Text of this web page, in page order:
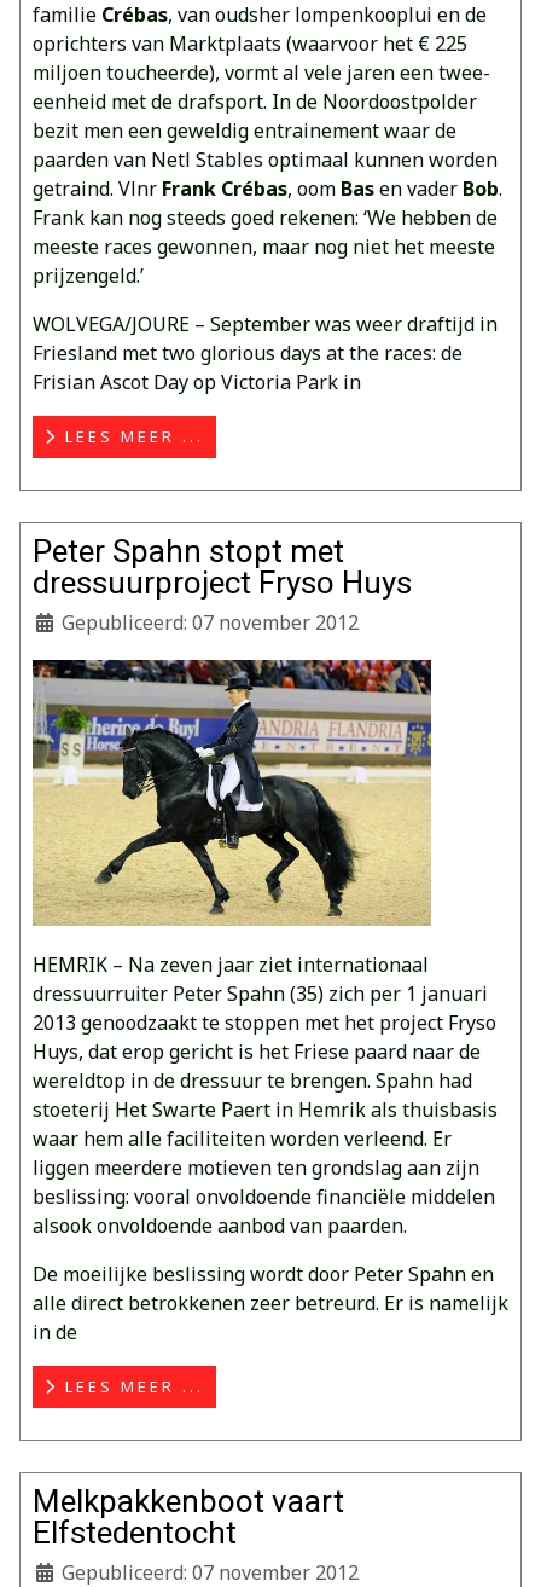
familie Crébas, van oudsher lompenkooplui en de
oprichters van Marktplaats (waarvoor het € 225
miljoen toucheerde), vormt al vele jaren een twee-
eenheid met de drafsport. In de Noordoostpolder
bezit men een geweldig entrainement waar de
paarden van Netl Stables optimaal kunnen worden
getraind. Vlnr Frank Crébas, oom Basen vader Bob.
Frank kan nog steeds goed rekenen: ‘We hebben de
meeste races gewonnen, maar nog niet het meeste
prijzengeld.’
WOLVEGA/JOURE – September was weer draftijd in
Friesland met two glorious days at the races: de
Frisian Ascot Day op Victoria Park in
LEES MEER ...
Peter Spahn stopt met
dressuurproject Fryso Huys
Gepubliceerd: 07 november 2012
HEMRIK – Na zeven jaar ziet internationaal
dressuurruiter Peter Spahn (35) zich per 1 januari
2013 genoodzaakt te stoppen met het project Fryso
Huys, dat erop gericht is het Friese paard naar de
wereldtop in de dressuur te brengen. Spahn had
stoeterij Het Swarte Paert in Hemrik als thuisbasis
waar hem alle faciliteiten worden verleend. Er
liggen meerdere motieven ten grondslag aan zijn
beslissing: vooral onvoldoende financiële middelen
alsook onvoldoende aanbod van paarden.
De moeilijke beslissing wordt door Peter Spahn en
alle direct betrokkenen zeer betreurd. Er is namelijk
in de
LEES MEER ...
Melkpakkenboot vaart
Elfstedentocht
Gepubliceerd: 07 november 2012